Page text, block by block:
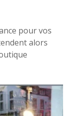
pour vos
alors